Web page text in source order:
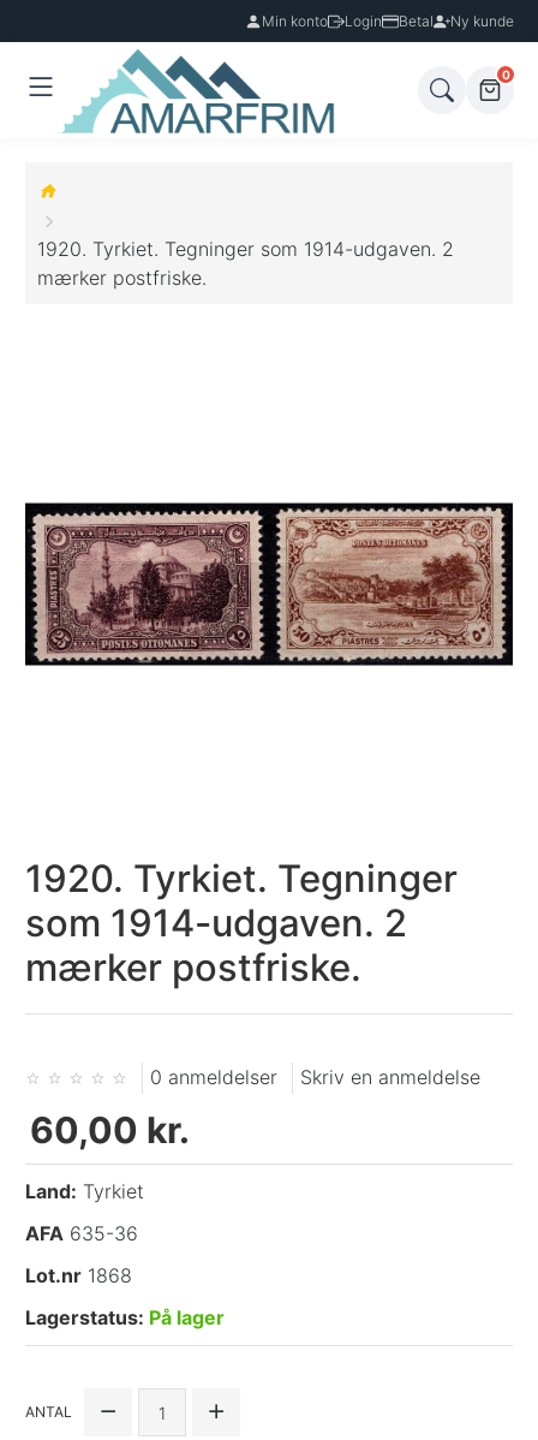
Min konto Login Betal Ny kunde
0
1920. Tyrkiet. Tegninger som 1914-udgaven. 2
mærker postfriske.
1920. Tyrkiet. Tegninger
som 1914-udgaven. 2
mærker postfriske.
0 anmeldelser Skriv en anmeldelse
60,00 kr.
Land: Tyrkiet
AFA 635-36
Lot.nr 1868
Lagerstatus: På lager
ANTAL